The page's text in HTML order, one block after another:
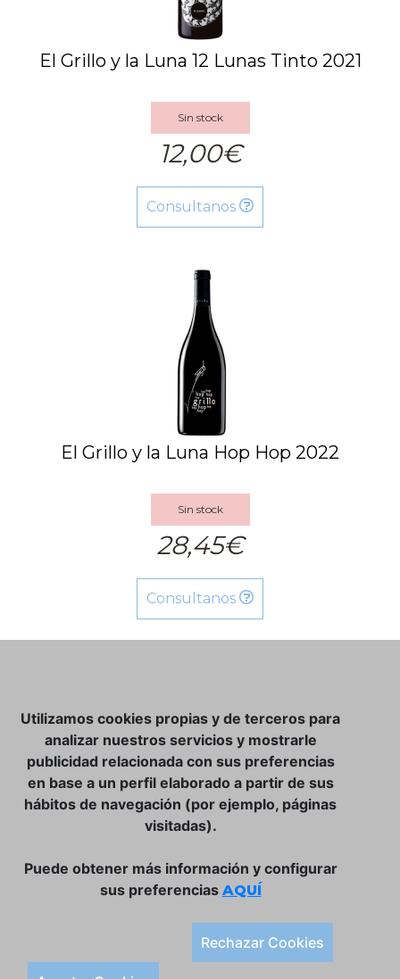
El Grillo y la Luna 12 Lunas Tinto 2021
Sin stock
12,00€
Consultanos
El Grillo y la Luna Hop Hop 2022
Sin stock
28,45€
Consultanos
CLUB VINATER
CONTACTO
TIENDA ONLINE:
Plaça de la Llibertat, 22, 07760 Ciutadella
Tlf. 971 93 78 75
Utilizamos cookies propias y de terceros para
analizar nuestros servicios y mostrarle
publicidad relacionada con sus preferencias
en base a un perfil elaborado a partir de sus
hábitos de navegación (por ejemplo, páginas
visitadas).
Puede obtener más información y configurar
sus preferencias AQUÍ
Rechazar Cookies